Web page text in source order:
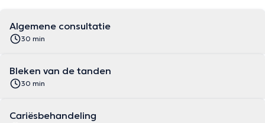
Algemene consultatie
30 min
Bleken van de tanden
30 min
Cariësbehandeling